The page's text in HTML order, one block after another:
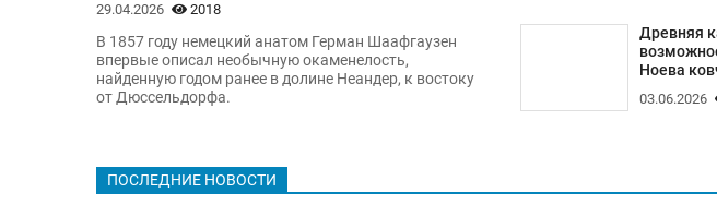
29.04.2026 2018
В 1857 году немецкий анатом Герман Шаафгаузен
впервые описал необычную окаменелость,
найденную годом ранее в долине Неандер, к востоку
от Дюссельдорфа.
Древняя
Ноева
03.06.2026
ПОСЛЕДНИЕ НОВОСТИ